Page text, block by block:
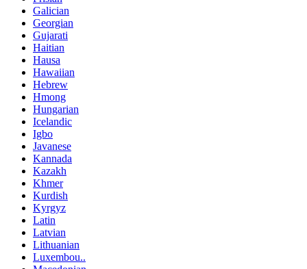
Galician
Georgian
Gujarati
Haitian
Hausa
Hawaiian
Hebrew
Hmong
Hungarian
Icelandic
Igbo
Javanese
Kannada
Kazakh
Khmer
Kurdish
Kyrgyz
Latin
Latvian
Lithuanian
Luxembou..